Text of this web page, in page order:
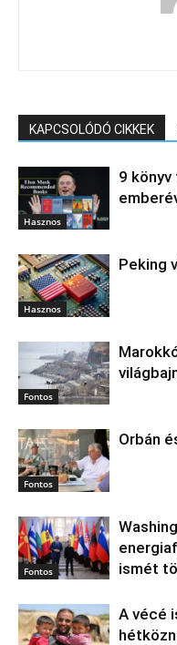
KAPCSOLÓDÓ CIKKEK
Hasznos
9
Hasznos
Peking
Fontos
Fontos
Orbán
Fontos
ismét
A vécé